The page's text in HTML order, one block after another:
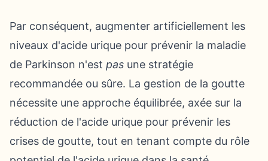
Par conséquent, augmenter artificiellement les
niveaux d'acide urique pour prévenir la maladie
de Parkinson n'est pas une stratégie
recommandée ou sûre. La gestion de la goutte
nécessite une approche équilibrée, axée sur la
réduction de l'acide urique pour prévenir les
crises de goutte, tout en tenant compte du rôle